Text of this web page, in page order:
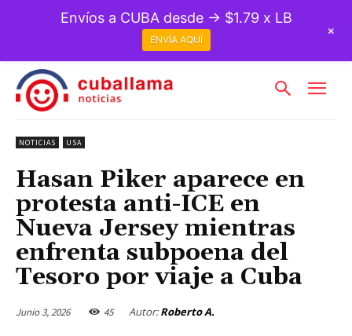
NOTICIAS USA
Hasan Piker aparece en
protesta anti-ICE en
Nueva Jersey mientras
enfrenta subpoena del
Tesoro por viaje a Cuba
Junio 3, 2026 45 Autor: Roberto A.
Envíos a CUBA desde → $1.79 x LB
ENVÍA AQUÍ
+